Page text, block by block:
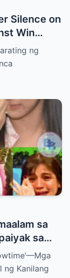
Silence on
Win
Will
ng
sa
sa
Kaibigan
ng Kanilang